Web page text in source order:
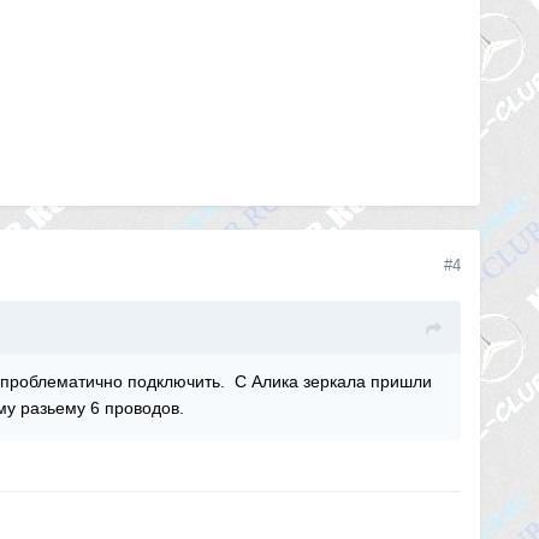
#4
подключить. С Алика зеркала пришли
разьему 6 проводов.